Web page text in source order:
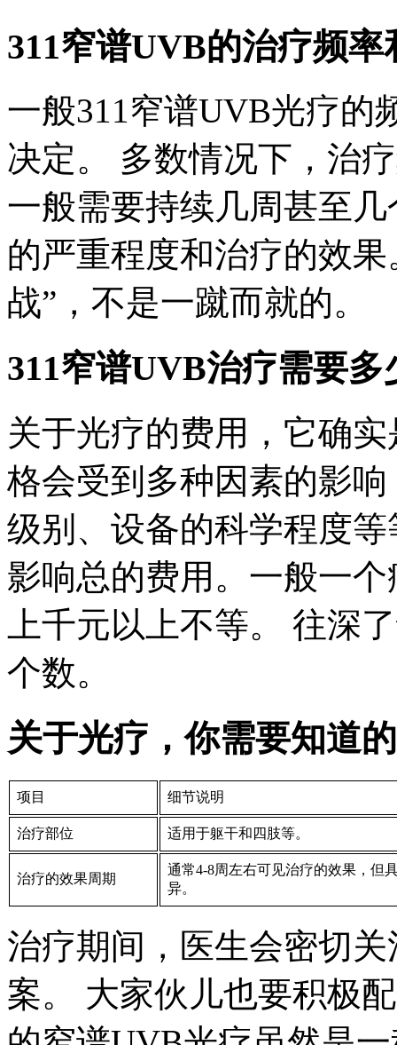
311窄谱UVB的治疗频率
一般311窄谱UVB光疗的
决定。 多数情况下，治
一般需要持续几周甚至
的严重程度和治疗的效
战”，不是一蹴而就的。
311窄谱UVB治疗需要多
关于光疗的费用，它确
格会受到多种因素的影
级别、设备的科学程度
影响总的费用。一般一
上千元以上不等。 往深
个数。
关于光疗，你需要知道
项目 细节说明
治疗部位 适用于躯干和四肢等。
治疗的效果周期
通常4-8周左右可见治疗的效果，但
异。
治疗期间，医生会密切
案。 大家伙儿也要积极